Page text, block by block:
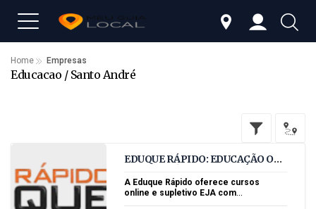
Home Empresas
Educacao / Santo André
EDUQUE RÁPIDO: EDUCAÇÃO ONL
ZANTE
A Eduque Rápido oferece cursos
online e supletivo EJA com
metodologia flexível, acessível e